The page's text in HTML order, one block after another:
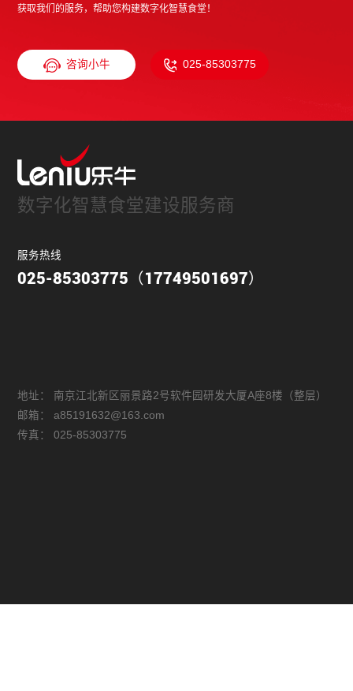
获取我们的服务，帮助您构建数字化智慧食堂！
咨询小牛 025-85303775
数字化智慧食堂建设服务商
服务热线
025-85303775（17749501697）
地址：
南京江北新区丽景路2号软件园研发大厦A座8楼（整层）
邮箱：
a85191632@163.com
传真：
025-85303775